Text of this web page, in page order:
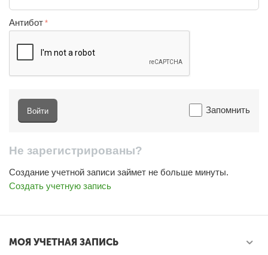
Антибот
Запомнить
Войти
Не зарегистрированы?
Создание учетной записи займет не больше минуты.
Создать учетную запись
МОЯ УЧЕТНАЯ ЗАПИСЬ